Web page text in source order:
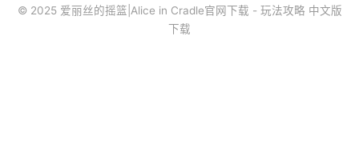
© 2025 爱丽丝的摇篮|Alice in Cradle官网下载 - 玩法攻略 中文版
下载